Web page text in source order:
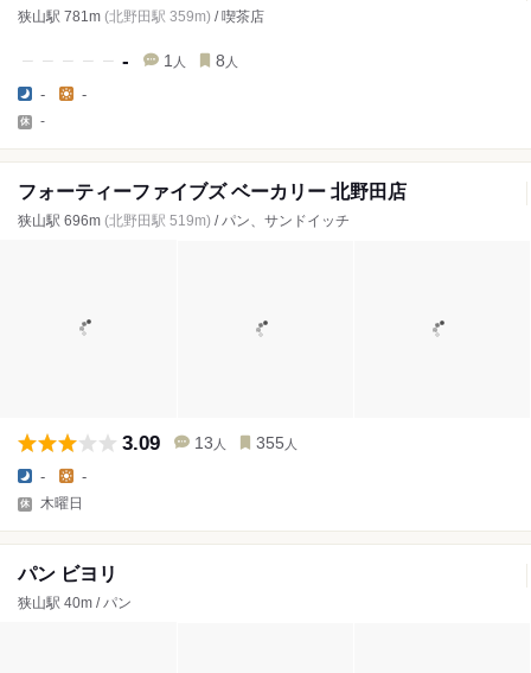
狭山駅 781m (北野田駅 359m) / 喫茶店
- 1 人 8 人
- -
-
フォーティーファイブズ ベーカリー 北野田店
狭山駅 696m (北野田駅 519m) / パン、サンドイッチ
3.09 13 人 355 人
- -
木曜日
パン ビヨリ
狭山駅 40m / パン